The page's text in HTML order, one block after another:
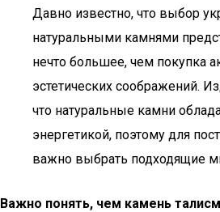
Давно известно, что выбор
натуральными камнями
нечто большее, чем покупка
эстетических соображений.
что натуральные камни
энергетикой, поэтому для
важно выбрать подходящие
Важно понять, чем камень